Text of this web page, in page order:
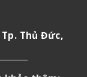
Thủ Đức,